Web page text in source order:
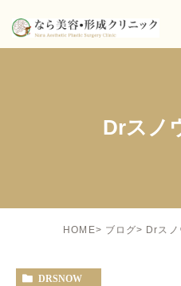
Drスノ
HOME ブログ Drス
DRSNOW